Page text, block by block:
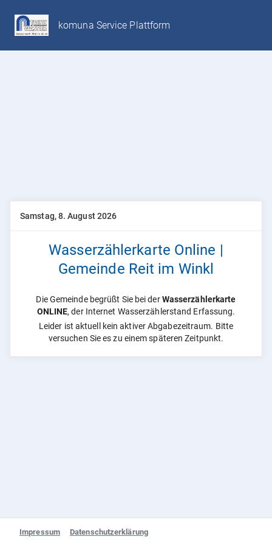
komuna Service Plattform
Samstag, 8. August 2026
Wasserzählerkarte Online |
Gemeinde Reit im Winkl
Die Gemeinde begrüßt Sie bei derWasserzählerkarte
ONLINE, der Internet Wasserzählerstand Erfassung.
Leider ist aktuell kein aktiver Abgabezeitraum. Bitte
versuchen Sie es zu einem späteren Zeitpunkt.
Impressum Datenschutzerklärung